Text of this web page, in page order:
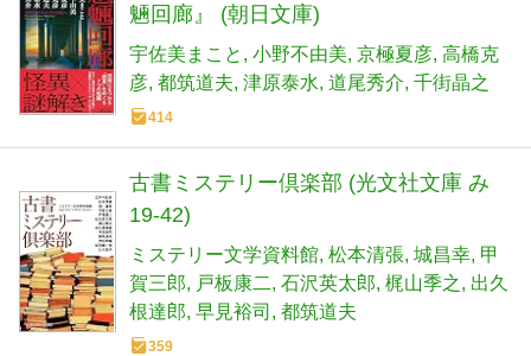
魎回廊』 (朝日文庫)
宇佐美まこと 小野不由美 京極夏彦 高橋克
彦 都筑道夫 津原泰水 道尾秀介 千街晶之
414
古書ミステリー倶楽部 (光文社文庫 み
19-42)
ミステリー文学資料館 松本清張 城昌幸 甲
賀三郎
戸板康二 石沢英太郎 梶山季之
出久
根達郎 早見裕司 都筑道夫
359